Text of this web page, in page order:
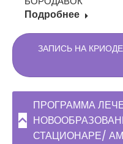
Подробнее
ЗАПИСЬ НА
ПРОГРАММА
СТАЦИОНАРЕ/